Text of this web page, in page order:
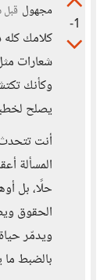
-1
مجهول
كلامك
شعارات
وكأنك
يصلح
أنت
المسألة
حلًا، بل
الحقوق
ويدمّر
بالضبط